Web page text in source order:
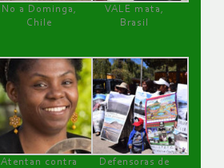
No a Dominga,
Chile
VALE mata,
Brasil
Atentan contra
Defensoras de